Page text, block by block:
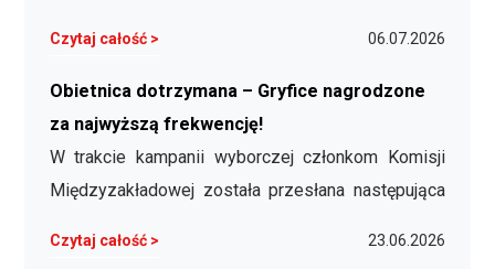
Komisji Wydziałowej w Gnieźnie Bartosza
Stołeckiego wybranego w wyborach
uzupełniających. Zastąpił na stanowisku Wiesławę
Jaskólską, która przeszła na emeryturę i złożyła
rezygnację. …
Czytaj całość > 06.07.2026
Obietnica dotrzymana – Gryfice nagrodzone
za najwyższą frekwencję!
W trakcie kampanii wyborczej członkom Komisji
Międzyzakładowej została przesłana następująca
Czytaj całość > 23.06.2026